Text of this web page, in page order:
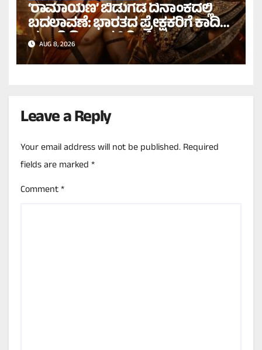
‘ರಾಮಾಯಣ’ ಬಿಡುಗಡೆ ದಿನಾಂಕದಲ್ಲಿ
ಬದಲಾವಣೆ: ಭಾರತದ ಪ್ರೇಕ್ಷಕರಿಗೆ ಕಾದಿದೆ
ಭರ್ಜರಿ ದೀಪಾವಳಿ ಗಿಫ್ಟ್!
AUG 8, 2026
Leave a Reply
Your email address will not be published.Required
fields are marked*
Comment*